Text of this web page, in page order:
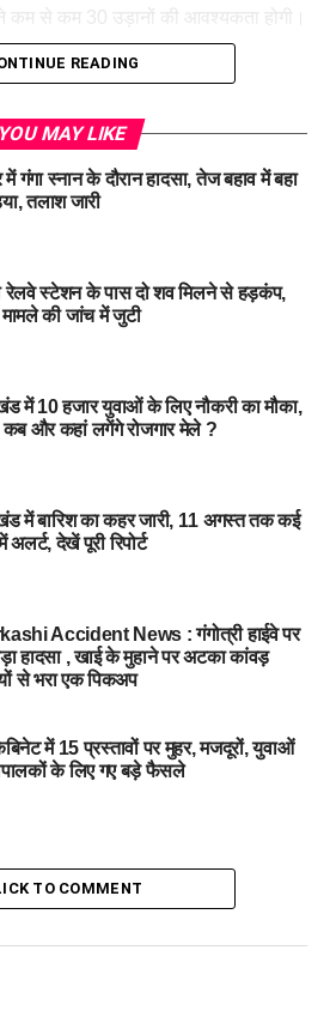
कम से कम 30 उड़ानों की आवश्यकता होगी।
ने 20 युवकों को बनाया एड्स का
की जयंती पर ‘रन फॉर यूनिटी’ में
READING
YOU MAY LIKE
में गंगा स्नान के दौरान हादसा, तेज बहाव में बहा
तलाश जारी
रेलवे स्टेशन के पास दो शव मिलने से हड़कंप,
की जांच में जुटी
में 10 हजार युवाओं के लिए नौकरी का मौका,
कब और कहां लगेंगे रोजगार मेले ?
में बारिश का कहर जारी, 11 अगस्त तक कई
अलर्ट, देखें पूरी रिपोर्ट
Accident News : गंगोत्री हाईवे पर
हादसा , खाई के मुहाने पर अटका कांवड़
से भरा एक पिकअप
में 15 प्रस्तावों पर मुहर, मजदूरों, युवाओं
के लिए गए बड़े फैसले
TO COMMENT